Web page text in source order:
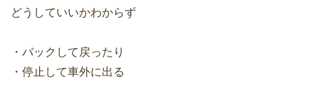
どうしていいかわからず
・バックして戻ったり
・停止して車外に出る